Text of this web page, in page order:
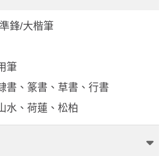
鋒/大楷筆
筆
書、篆書、草書、行書
水、荷蓮、松柏